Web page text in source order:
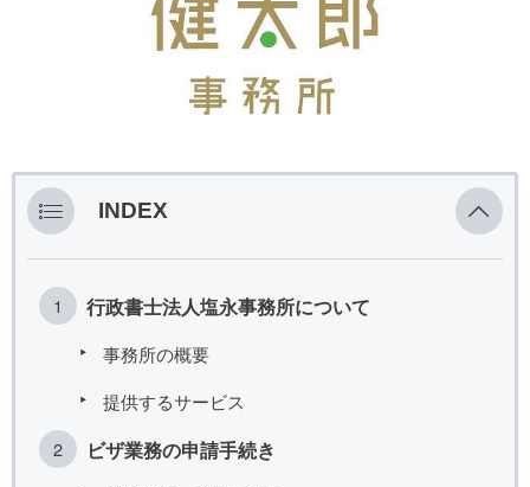
INDEX
行政書士法人塩永事務所について
事務所の概要
提供するサービス
ビザ業務の申請手続き